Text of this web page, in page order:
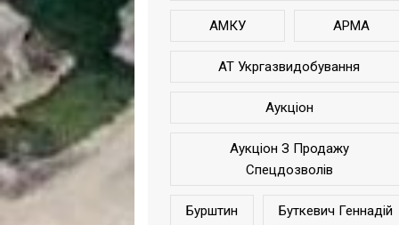
АМКУ АРМА
АТ Укргазвидобування
Аукціон
Аукціон З Продажу
Спецдозволів
Бурштин Буткевич Геннадій